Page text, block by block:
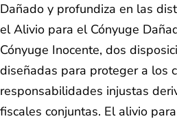
Dañado y profundiza en las
el Alivio para el Cónyuge
Cónyuge Inocente, dos
diseñadas para proteger a los
responsabilidades injustas
fiscales conjuntas. El alivio